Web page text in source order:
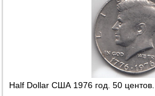
Half Dollar США 1976 год. 50